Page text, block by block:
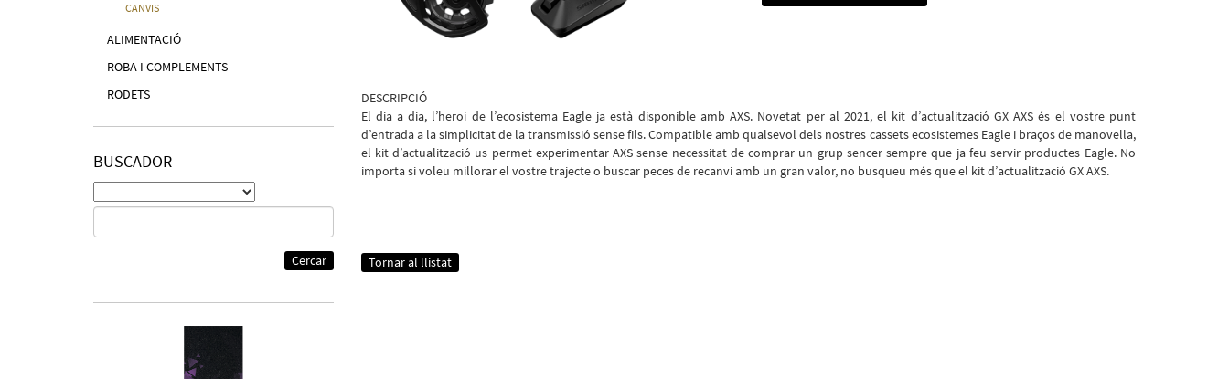
CANVIS
ALIMENTACIÓ
ROBA I COMPLEMENTS
RODETS
BUSCADOR
Cercar
DESCRIPCIÓ
El dia a dia, l’heroi de l’ecosistema Eagle ja està disponible amb AXS. Novetat per al 2021, el kit d’actualització GX AXS és el vostre punt
d’entrada a la simplicitat de la transmissió sense fils. Compatible amb qualsevol dels nostres cassets ecosistemes Eagle i braços de manovella,
el kit d’actualització us permet experimentar AXS sense necessitat de comprar un grup sencer sempre que ja feu servir productes Eagle. No
importa si voleu millorar el vostre trajecte o buscar peces de recanvi amb un gran valor, no busqueu més que el kit d’actualització GX AXS.
Tornar al llistat